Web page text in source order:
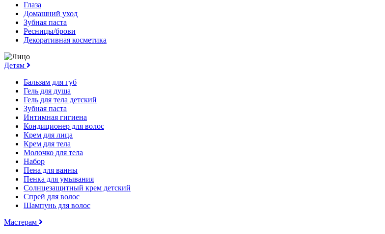
Глаза
Домашний уход
Зубная паста
Ресницы/брови
Декоративная косметика
Детям
Бальзам для губ
Гель для душа
Гель для тела детский
Зубная паста
Интимная гигиена
Кондиционер для волос
Крем для лица
Крем для тела
Молочко для тела
Набор
Пена для ванны
Пенка для умывания
Солнцезащитный крем детский
Спрей для волос
Шампунь для волос
Мастерам